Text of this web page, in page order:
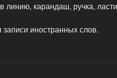
линию, карандаш, ручка,
записи иностранных слов.